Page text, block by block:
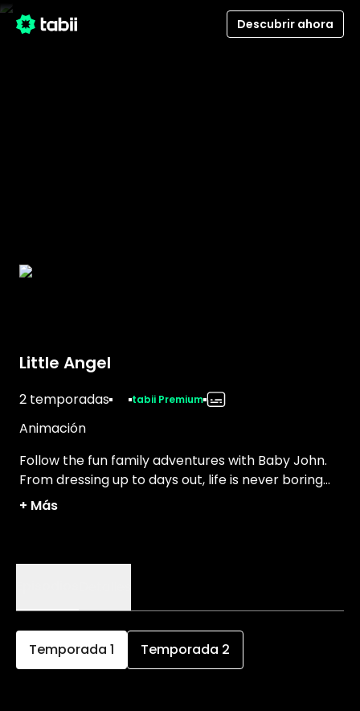
Descubrir ahora
Little Angel
2 temporadas tabii Premium
Animación
Follow the fun family adventures with Baby John.
From dressing up to days out, life is never boring
with "Little Angel.
+ Más
Temporada 1 Temporada 2